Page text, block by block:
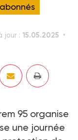
jour : 15.05.2025
95 organise
une journée